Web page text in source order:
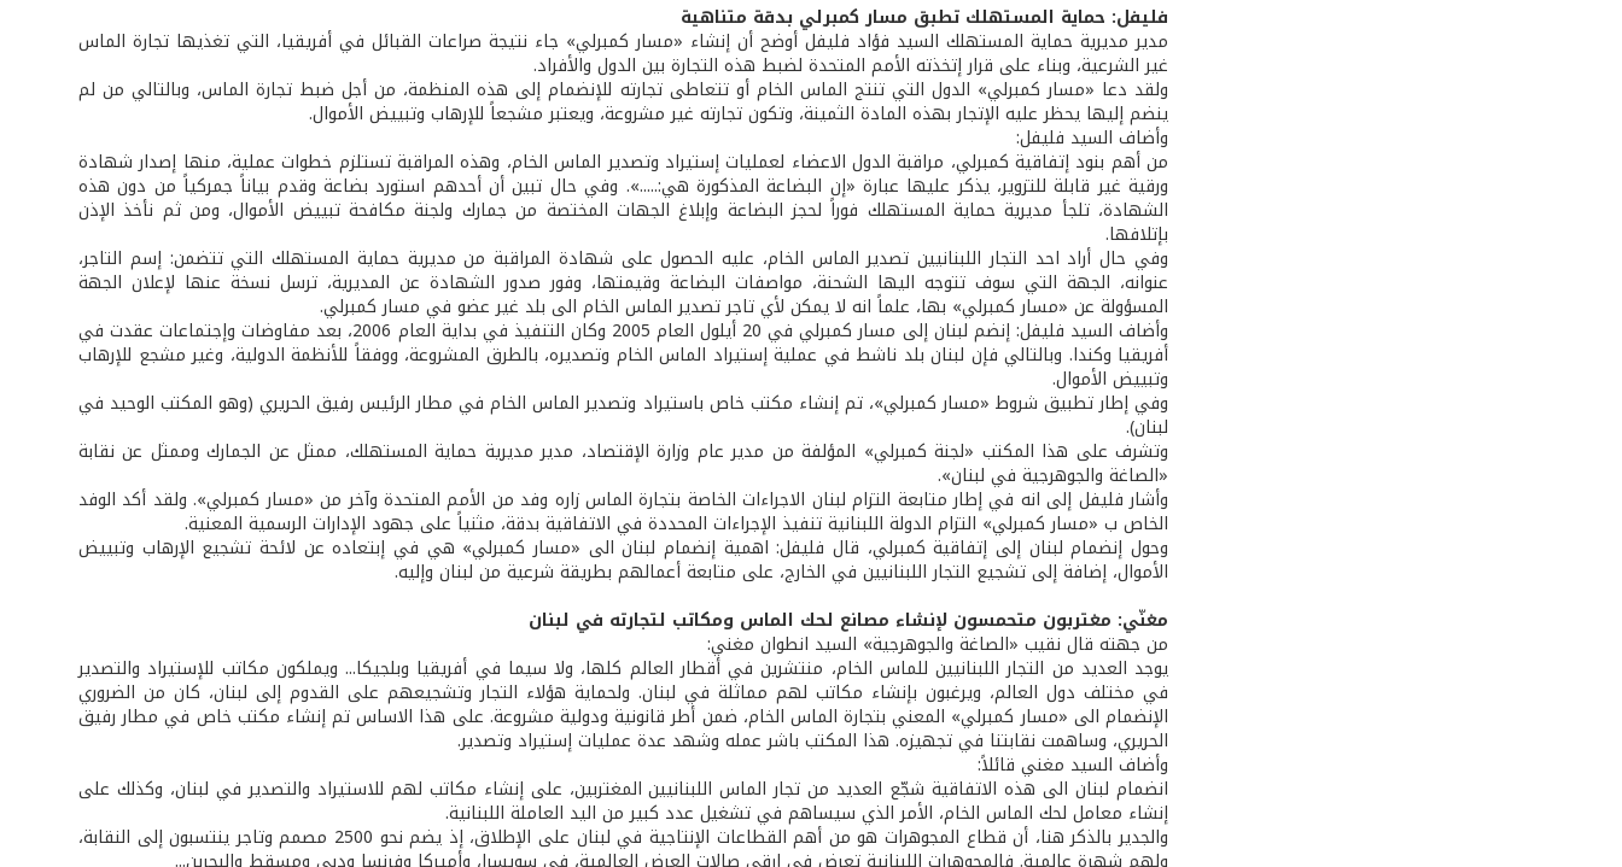
فليفل: حماية المستهلك تطبق مسار كمبرلي بدقة متناهية
مدير مديرية حماية المستهلك السيد فؤاد فليفل أوضح أن إنشاء «مسار كمبرلي» جاء نتيجة صراعات القبائل في أفريقيا، التي تغذيها تجارة الماس
غير الشرعية، وبناء على قرار إتخذته الأمم المتحدة لضبط هذه التجارة بين الدول والأفراد.
ولقد دعا «مسار كمبرلي» الدول التي تنتج الماس الخام أو تتعاطى تجارته للإنضمام إلى هذه المنظمة، من أجل ضبط تجارة الماس، وبالتالي من لم
ينضم إليها يحظر عليه الإتجار بهذه المادة الثمينة، وتكون تجارته غير مشروعة، ويعتبر مشجعاً للإرهاب وتبييض الأموال.
وأضاف السيد فليفل:
من أهم بنود إتفاقية كمبرلي، مراقبة الدول الاعضاء لعمليات إستيراد وتصدير الماس الخام، وهذه المراقبة تستلزم خطوات عملية، منها إصدار شهادة
ورقية غير قابلة للتزوير، يذكر عليها عبارة «إن البضاعة المذكورة هي:.....». وفي حال تبين أن أحدهم استورد بضاعة وقدم بياناً جمركياً من دون هذه
الشهادة، تلجأ مديرية حماية المستهلك فوراً لحجز البضاعة وإبلاغ الجهات المختصة من جمارك ولجنة مكافحة تبييض الأموال، ومن ثم نأخذ الإذن
بإتلافها.
وفي حال أراد احد التجار اللبنانيين تصدير الماس الخام، عليه الحصول على شهادة المراقبة من مديرية حماية المستهلك التي تتضمن: إسم التاجر،
عنوانه، الجهة التي سوف تتوجه اليها الشحنة، مواصفات البضاعة وقيمتها، وفور صدور الشهادة عن المديرية، ترسل نسخة عنها لإعلان الجهة
المسؤولة عن «مسار كمبرلي» بها، علماً انه لا يمكن لأي تاجر تصدير الماس الخام الى بلد غير عضو في مسار كمبرلي.
وأضاف السيد فليفل: إنضم لبنان إلى مسار كمبرلي في 20 أيلول العام 2005 وكان التنفيذ في بداية العام 2006، بعد مفاوضات وإجتماعات عقدت في
أفريقيا وكندا. وبالتالي فإن لبنان بلد ناشط في عملية إستيراد الماس الخام وتصديره، بالطرق المشروعة، ووفقاً للأنظمة الدولية، وغير مشجع للإرهاب
وتبييض الأموال.
وفي إطار تطبيق شروط «مسار كمبرلي»، تم إنشاء مكتب خاص باستيراد وتصدير الماس الخام في مطار الرئيس رفيق الحريري (وهو المكتب الوحيد في
لبنان).
وتشرف على هذا المكتب «لجنة كمبرلي» المؤلفة من مدير عام وزارة الإقتصاد، مدير مديرية حماية المستهلك، ممثل عن الجمارك وممثل عن نقابة
«الصاغة والجوهرجية في لبنان».
وأشار فليفل إلى انه في إطار متابعة التزام لبنان الاجراءات الخاصة بتجارة الماس زاره وفد من الأمم المتحدة وآخر من «مسار كمبرلي». ولقد أكد الوفد
الخاص ب «مسار كمبرلي» التزام الدولة اللبنانية تنفيذ الإجراءات المحددة في الاتفاقية بدقة، مثنياً على جهود الإدارات الرسمية المعنية.
وحول إنضمام لبنان إلى إتفاقية كمبرلي، قال فليفل: اهمية إنضمام لبنان الى «مسار كمبرلي» هي في إبتعاده عن لائحة تشجيع الإرهاب وتبييض
الأموال، إضافة إلى تشجيع التجار اللبنانيين في الخارج، على متابعة أعمالهم بطريقة شرعية من لبنان وإليه.
مغنّي: مغتربون متحمسون لإنشاء مصانع لحك الماس ومكاتب لتجارته في لبنان
من جهته قال نقيب «الصاغة والجوهرجية» السيد انطوان مغني:
يوجد العديد من التجار اللبنانيين للماس الخام، منتشرين في أقطار العالم كلها، ولا سيما في أفريقيا وبلجيكا... ويملكون مكاتب للإستيراد والتصدير
في مختلف دول العالم، ويرغبون بإنشاء مكاتب لهم مماثلة في لبنان. ولحماية هؤلاء التجار وتشجيعهم على القدوم إلى لبنان، كان من الضروري
الإنضمام الى «مسار كمبرلي» المعني بتجارة الماس الخام، ضمن أطر قانونية ودولية مشروعة. على هذا الاساس تم إنشاء مكتب خاص في مطار رفيق
الحريري، وساهمت نقابتنا في تجهيزه. هذا المكتب باشر عمله وشهد عدة عمليات إستيراد وتصدير.
وأضاف السيد مغني قائلاً:
انضمام لبنان الى هذه الاتفاقية شجّع العديد من تجار الماس اللبنانيين المغتربين، على إنشاء مكاتب لهم للاستيراد والتصدير في لبنان، وكذلك على
إنشاء معامل لحك الماس الخام، الأمر الذي سيساهم في تشغيل عدد كبير من اليد العاملة اللبنانية.
والجدير بالذكر هنا، أن قطاع المجوهرات هو من أهم القطاعات الإنتاجية في لبنان على الإطلاق، إذ يضم نحو 2500 مصمم وتاجر ينتسبون إلى النقابة،